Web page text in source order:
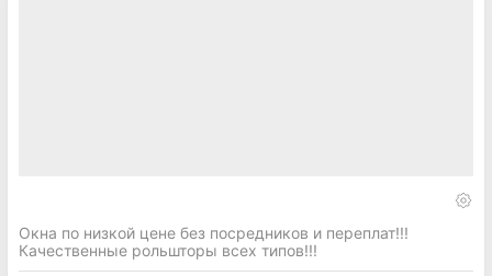
Окна по низкой цене без посредников и переплат!!!
Качественные рольшторы всех типов!!!